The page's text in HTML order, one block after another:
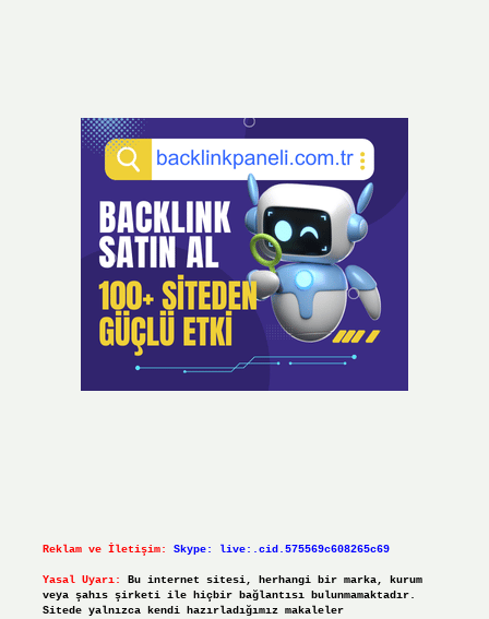
Reklam ve İletişim: Skype: live:.cid.575569c608265c69
Yasal Uyarı:
Bu internet sitesi, herhangi bir marka, kurum
veya şahıs şirketi ile hiçbir bağlantısı bulunmamaktadır.
Sitede yalnızca kendi hazırladığımız makaleler